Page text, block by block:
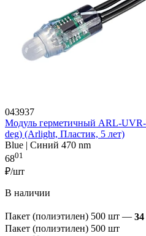
043937
Модуль герметичный ARL-
deg) (Arlight, Пластик, 5 лет)
Blue | Синий 470 nm
6801
₽/шт
В наличии
Пакет (полиэтилен) 500 шт — 34
Пакет (полиэтилен) 500 шт